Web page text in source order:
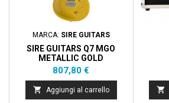
MARCA: SIRE GUITARS
SIRE GUITARS Q7 MGO
METALLIC GOLD
Prezzo
807,80 €
 Aggiungi al carrello 